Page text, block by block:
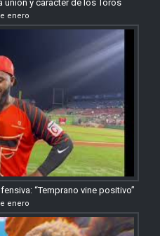
unión y carácter de los Toros
enero
“Temprano vine positivo”
enero